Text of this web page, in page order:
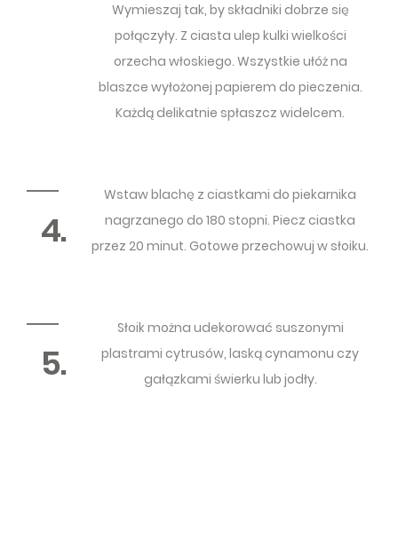
Wymieszaj tak, by składniki dobrze się
połączyły. Z ciasta ulep kulki wielkości
orzecha włoskiego. Wszystkie ułóż na
blaszce wyłożonej papierem do pieczenia.
Każdą delikatnie spłaszcz widelcem.
4.
Wstaw blachę z ciastkami do piekarnika
nagrzanego do 180 stopni. Piecz ciastka
przez 20 minut. Gotowe przechowuj w słoiku.
5.
Słoik można udekorować suszonymi
plastrami cytrusów, laską cynamonu czy
gałązkami świerku lub jodły.